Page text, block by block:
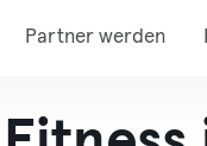
Partner werden